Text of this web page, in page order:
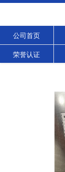
公司首页
荣誉认证